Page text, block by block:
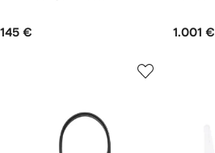
145 € 1.001 €